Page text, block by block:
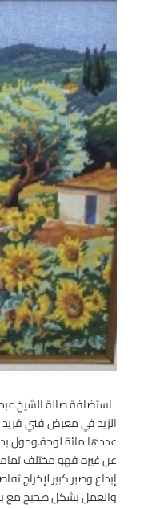
استضافة صالة الشيخ
الزيد في معرض فني فريد
عددها مائة لوحة.وحول
عن غيره فهو مختلف تماماً
إبداع وصبر كبير لإخراج
والعمل بشكل صحيح مع